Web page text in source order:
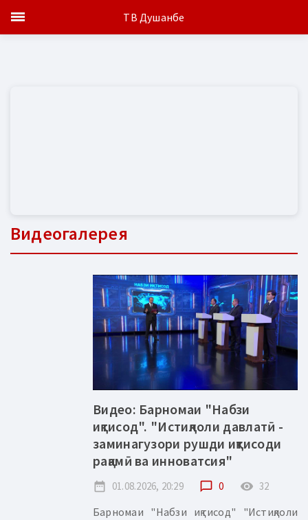
Видеогалерея
Видео: Барномаи "Набзи
иқтисод". "Истиқлоли давлатӣ -
заминагузори рушди иқтисоди
рақамӣ ва инноватсия"
date_range 01.08.2026, 20:29 chat_bubble_outline 0 remove_red_eye 32
Барномаи "Набзи иқтисод" "Истиқлоли
ТВ Душанбе